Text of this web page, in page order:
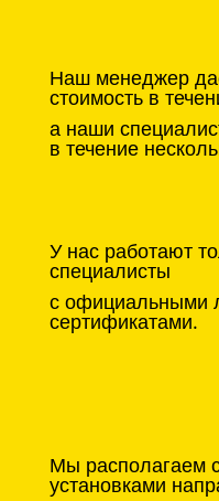
Наш менеджер
стоимость в
а наши
в течение
У нас работают
специалисты
с официальными
сертификатами.
Мы располагаем
установками